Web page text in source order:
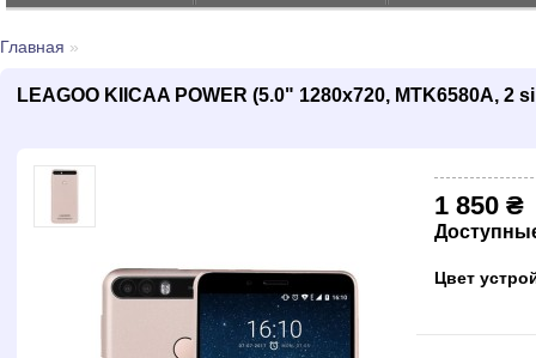
Главная »
LEAGOO KIICAA POWER (5.0" 1280х720, MTK6580A, 2
1 850 ₴
Цвет